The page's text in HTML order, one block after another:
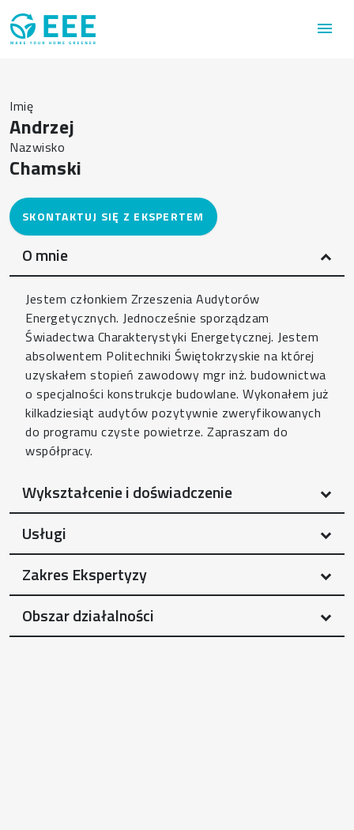
Przejdź do treści
menu
Imię
Andrzej
Nazwisko
Chamski
O mnie
Jestem członkiem Zrzeszenia Audytorów
Energetycznych. Jednocześnie sporządzam
Świadectwa Charakterystyki Energetycznej. Jestem
absolwentem Politechniki Świętokrzyskie na której
uzyskałem stopień zawodowy mgr inż. budownictwa
o specjalności konstrukcje budowlane. Wykonałem już
kilkadziesiąt audytów pozytywnie zweryfikowanych
do programu czyste powietrze. Zapraszam do
współpracy.
Wykształcenie i doświadczenie
Usługi
Zakres Ekspertyzy
Obszar działalności